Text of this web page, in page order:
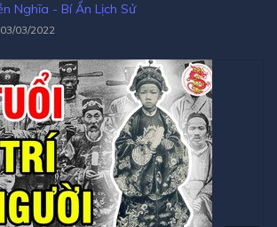
Nghĩa - Bí Ẩn Lịch Sử
03/2022